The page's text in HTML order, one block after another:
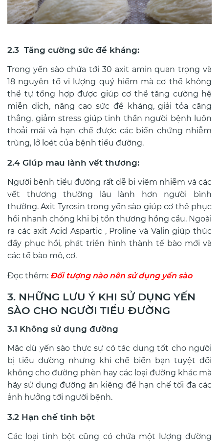
2.3 Tăng cường sức đề kháng:
Trong yến sào chứa tới 30 axit amin quan trọng và
18 nguyên tố vi lượng quý hiếm mà cơ thể không
thể tự tổng hợp được giúp cơ thể tăng cường hệ
miễn dịch, nâng cao sức đề kháng, giải tỏa căng
thẳng, giảm stress giúp tinh thần người bệnh luôn
thoải mái và hạn chế được các biến chứng nhiễm
trùng, lở loét của bệnh tiểu đường.
2.4 Giúp mau lành vết thương:
Người bệnh tiểu đường rất dễ bị viêm nhiễm và các
vết thương thường lâu lành hơn người bình
thường. Axit Tyrosin trong yến sào giúp cơ thể phục
hồi nhanh chóng khi bị tổn thương hồng cầu. Ngoài
ra các axit Acid Aspartic , Proline và Valin giúp thúc
đẩy phục hồi, phát triển hình thành tế bào mới và
các tế bào mô, cơ.
Đọc thêm: Đối tượng nào nên sử dụng yến sào
3. NHỮNG LƯU Ý KHI SỬ DỤNG YẾN
SÀO CHO NGƯỜI TIỂU ĐƯỜNG
3.1 Không sử dụng đường
Mặc dù yến sào thực sự có tác dụng tốt cho người
bị tiểu đường nhưng khi chế biến bạn tuyệt đối
không cho đường phèn hay các loại đường khác mà
hãy sử dụng đường ăn kiêng để hạn chế tối đa các
ảnh hưởng tới người bệnh.
3.2 Hạn chế tinh bột
Các loại tinh bột cũng có chứa một lượng đường